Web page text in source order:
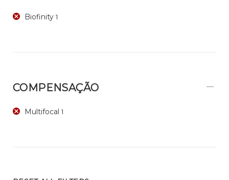
Biofinity 1
COMPENSAÇÃO
Multifocal 1